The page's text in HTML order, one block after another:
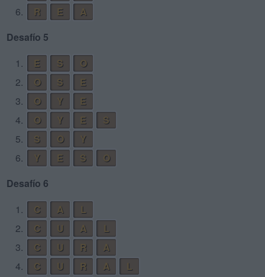
6.
R E
A
Desafío 5
1.
E S
O
2.
O S
E
3.
O Y
E
4.
O Y E
S
5.
S O
Y
6.
Y E S
O
Desafío 6
1.
C A
L
2.
C U A
L
3.
C U R
A
4.
C U R A
L